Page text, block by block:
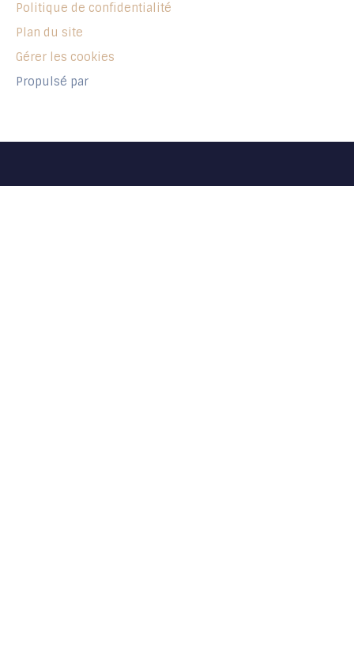
Politique de confidentialité
Plan du site
Gérer les cookies
Propulsé par